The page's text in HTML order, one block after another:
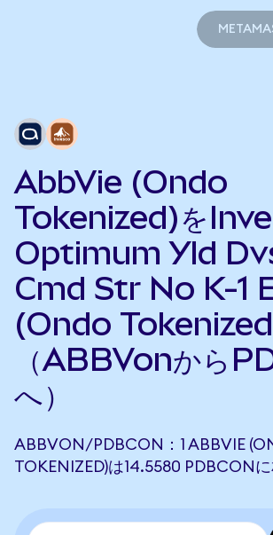
AbbVie (Ondo
Tokenized)を
Optimum Yld
Cmd Str No K-1
(Ondo
（ABBVonから
へ）
ABBVON/PDBCON：1 ABBVIE
TOKENIZED)は14.5580 PDBCON